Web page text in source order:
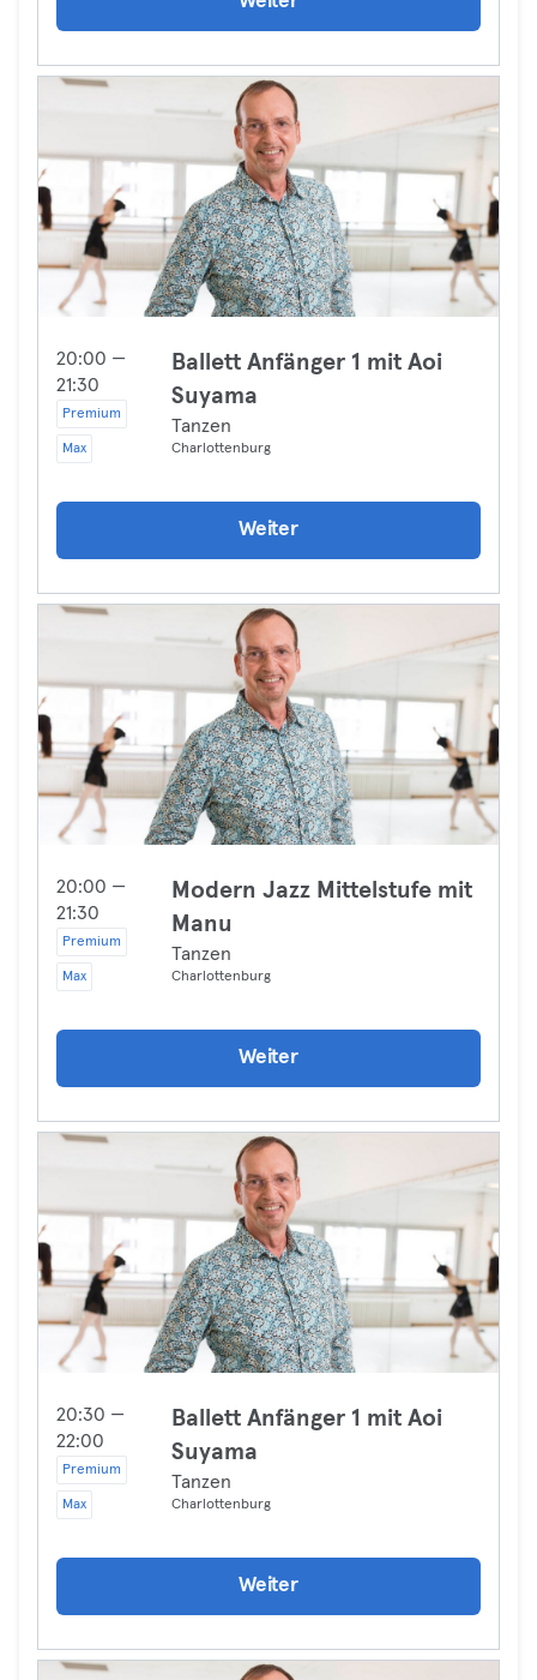
20:00 —
21:30
Premium
Max
Ballett Anfänger 1 mit Aoi
Suyama
Tanzen
Charlottenburg
Weiter
20:00 —
21:30
Premium
Max
Modern Jazz Mittelstufe mit
Manu
Tanzen
Charlottenburg
Weiter
20:30 —
22:00
Premium
Max
Ballett Anfänger 1 mit Aoi
Suyama
Tanzen
Charlottenburg
Weiter